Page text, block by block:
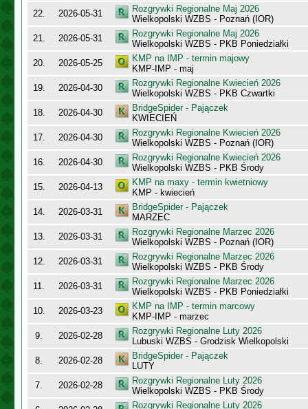
22.
2026-05-31
Rozgrywki Regionalne Maj 2026
Wielkopolski WZBS - Poznań (IOR)
21.
2026-05-31
Rozgrywki Regionalne Maj 2026
Wielkopolski WZBS - PKB Poniedziałki
20.
2026-05-25
KMP na IMP - termin majowy
KMP-IMP - maj
19.
2026-04-30
Rozgrywki Regionalne Kwiecień 2026
Wielkopolski WZBS - PKB Czwartki
18.
2026-04-30
BridgeSpider - Pajączek
KWIECIEŃ
17.
2026-04-30
Rozgrywki Regionalne Kwiecień 2026
Wielkopolski WZBS - Poznań (IOR)
16.
2026-04-30
Rozgrywki Regionalne Kwiecień 2026
Wielkopolski WZBS - PKB Środy
15.
2026-04-13
KMP na maxy - termin kwietniowy
KMP - kwiecień
14.
2026-03-31
BridgeSpider - Pajączek
MARZEC
13.
2026-03-31
Rozgrywki Regionalne Marzec 2026
Wielkopolski WZBS - Poznań (IOR)
12.
2026-03-31
Rozgrywki Regionalne Marzec 2026
Wielkopolski WZBS - PKB Środy
11.
2026-03-31
Rozgrywki Regionalne Marzec 2026
Wielkopolski WZBS - PKB Poniedziałki
10.
2026-03-23
KMP na IMP - termin marcowy
KMP-IMP - marzec
9.
2026-02-28
Rozgrywki Regionalne Luty 2026
Lubuski WZBS - Grodzisk Wielkopolski
8.
2026-02-28
BridgeSpider - Pajączek
LUTY
7.
2026-02-28
Rozgrywki Regionalne Luty 2026
Wielkopolski WZBS - PKB Środy
Rozgrywki Regionalne Luty 2026